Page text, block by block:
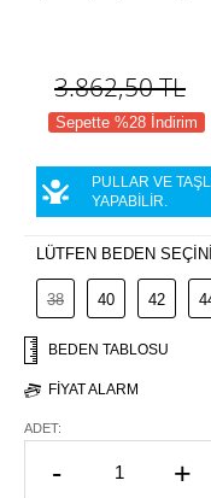
3.862,50TL
Sepette %28 İndirim
PULLAR VE
YAPABİLİR.
LÜTFEN BEDEN
38 40 42
BEDEN TABLOSU
FIYAT ALARM
ADET:
- +